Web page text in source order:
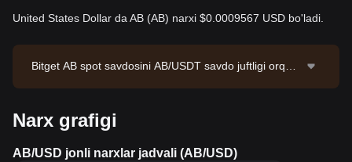
United States Dollar da AB (AB) narxi $0.0009567 USD bo'ladi.
Bitget AB spot savdosini AB/USDT savdo juftligi orqali
$94,547,713.86 bo'lib, muomaladagi miqdori 98.82B A
B. Ma'lumotlar manbai: Bitget birjasi. Oxirgi yangilanis
h: 2026-08-08 12:55:38.
Narx grafigi
AB/USD jonli narxlar jadvali (AB/USD)